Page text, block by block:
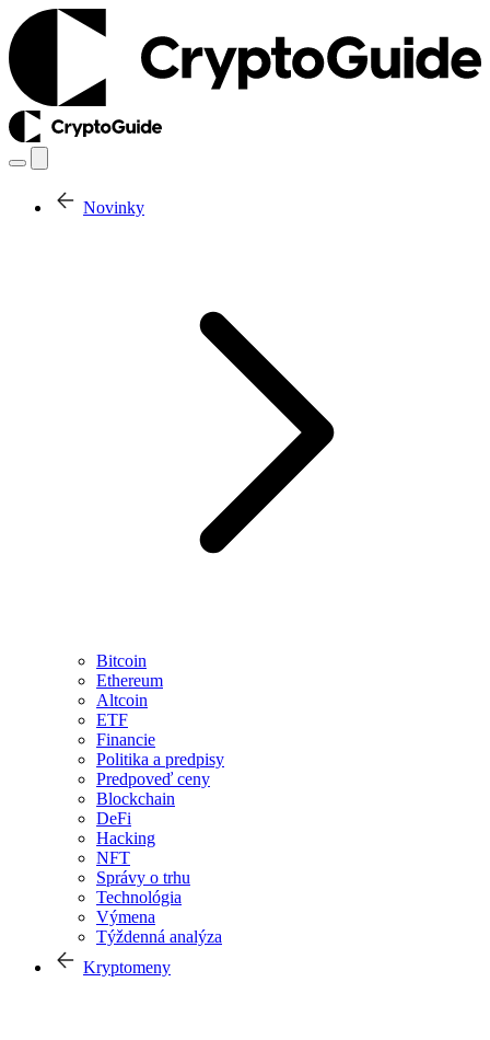
Novinky
Bitcoin
Ethereum
Altcoin
ETF
Financie
Politika a predpisy
Predpoveď ceny
Blockchain
DeFi
Hacking
NFT
Správy o trhu
Technológia
Výmena
Týždenná analýza
Kryptomeny